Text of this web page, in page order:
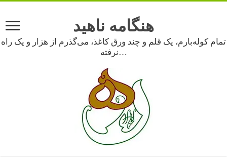
هنگامه ناهید
تمام کوله‌بارم، یک قلم و چند ورق کاغذ، می‌گذرم از هزار و یک راه
نرفته…